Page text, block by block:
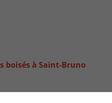
boisés à Saint-Bruno